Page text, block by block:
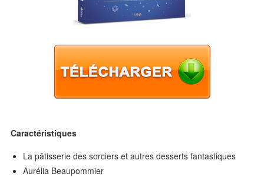
Caractéristiques
La pâtisserie des sorciers et autres desserts fantastiques
Aurélia Beaupommier